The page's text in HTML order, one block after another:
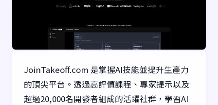
JoinTakeoff.com 是掌握AI技能並提升生產力
的頂尖平台。透過高評價課程、專家提示以及
超過20,000名開發者組成的活躍社群，學習AI